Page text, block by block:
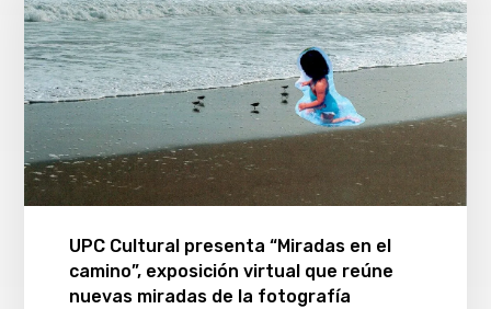
UPC Cultural presenta “Miradas en el
camino”, exposición virtual que reúne
nuevas miradas de la fotografía